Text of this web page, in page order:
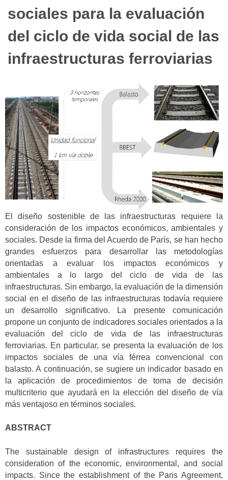
sociales para la evaluación
del ciclo de vida social de las
infraestructuras ferroviarias
El diseño sostenible de las infraestructuras requiere la
consideración de los impactos económicos, ambientales y
sociales. Desde la firma del Acuerdo de París, se han hecho
grandes esfuerzos para desarrollar las metodologías
orientadas a evaluar los impactos económicos y
ambientales a lo largo del ciclo de vida de las
infraestructuras. Sin embargo, la evaluación de la dimensión
social en el diseño de las infraestructuras todavía requiere
un desarrollo significativo. La presente comunicación
propone un conjunto de indicadores sociales orientados a la
evaluación del ciclo de vida de las infraestructuras
ferroviarias. En particular, se presenta la evaluación de los
impactos sociales de una vía férrea convencional con
balasto. A continuación, se sugiere un indicador basado en
la aplicación de procedimientos de toma de decisión
multicriterio que ayudará en la elección del diseño de vía
más ventajoso en términos sociales.
ABSTRACT
The sustainable design of infrastructures requires the
consideration of the economic, environmental, and social
impacts. Since the establishment of the Paris Agreement,